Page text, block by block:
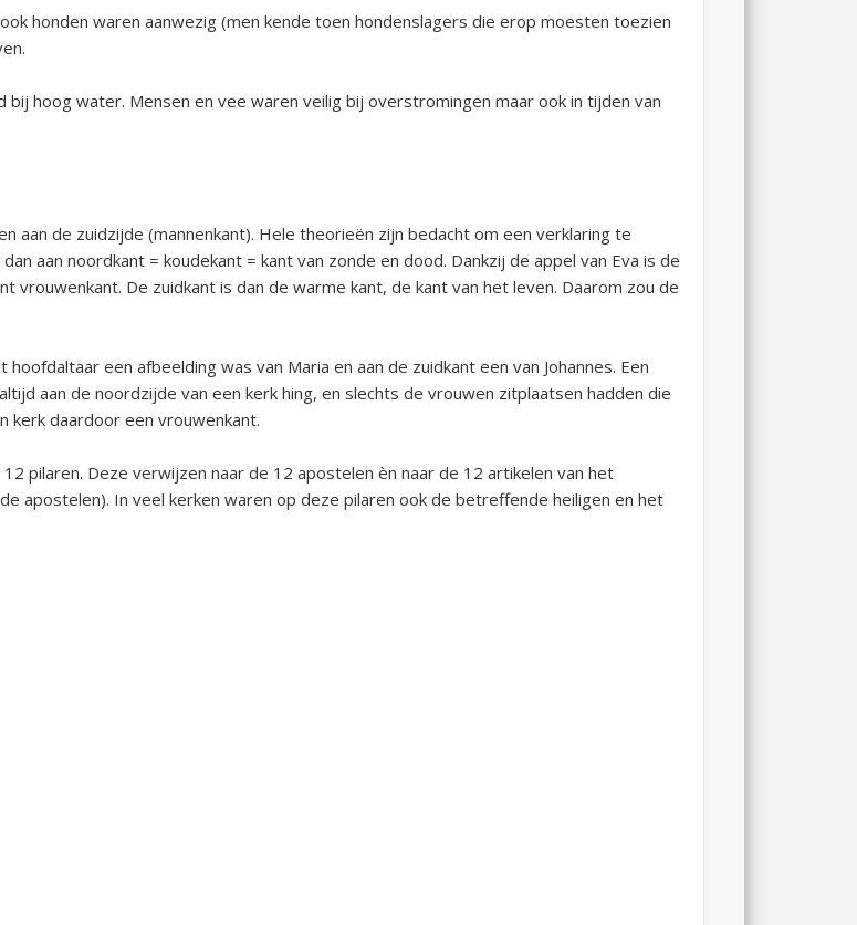
honden waren aanwezig (men kende toen hondenslagers die erop moesten toezien
hoog water. Mensen en vee waren veilig bij overstromingen maar ook in tijden van
aan de zuidzijde (mannenkant). Hele theorieën zijn bedacht om een verklaring te
aan noordkant = koudekant = kant van zonde en dood. Dankzij de appel van Eva is de
vrouwenkant. De zuidkant is dan de warme kant, de kant van het leven. Daarom zou de
een afbeelding was van Maria en aan de zuidkant een van Johannes. Een
aan de noordzijde van een kerk hing, en slechts de vrouwen zitplaatsen hadden die
kerk daardoor een vrouwenkant.
pilaren. Deze verwijzen naar de 12 apostelen èn naar de 12 artikelen van het
apostelen). In veel kerken waren op deze pilaren ook de betreffende heiligen en het